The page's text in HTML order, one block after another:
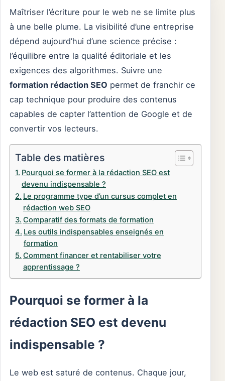
Maîtriser l’écriture pour le web ne se limite plus
à une belle plume. La visibilité d’une entreprise
dépend aujourd’hui d’une science précise :
l’équilibre entre la qualité éditoriale et les
exigences des algorithmes. Suivre une
formation rédaction SEO permet de franchir ce
cap technique pour produire des contenus
capables de capter l’attention de Google et de
convertir vos lecteurs.
Table des matières
Pourquoi se former à la rédaction SEO est
devenu indispensable ?
Le programme type d’un cursus complet en
rédaction web SEO
Comparatif des formats de formation
Les outils indispensables enseignés en
formation
Comment financer et rentabiliser votre
apprentissage ?
Pourquoi se former à la
rédaction SEO est devenu
indispensable ?
Le web est saturé de contenus. Chaque jour,